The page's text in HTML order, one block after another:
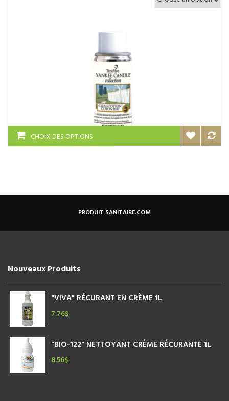
CHOIX DES OPTIONS
être
sur
PRODUIT SANITAIRE.COM
Nouveaux Produits
"VIVA" RÉCURANT EN CRÈME 1L
7.76$
"BIO-122" NETTOYANT CRÈME RÉCURANTE 1L
8.56$